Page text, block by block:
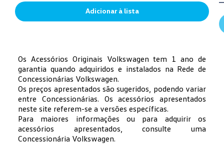
Adicionar à lista
Os Acessórios Originais Volkswagen tem 1 ano de
garantia quando adquiridos e instalados na Rede de
Concessionárias Volkswagen.
Os preços apresentados são sugeridos, podendo variar
entre Concessionárias. Os acessórios apresentados
neste site referem-se a versões específicas.
Para maiores informações ou para adquirir os
acessórios apresentados, consulte uma
Concessionária Volkswagen.